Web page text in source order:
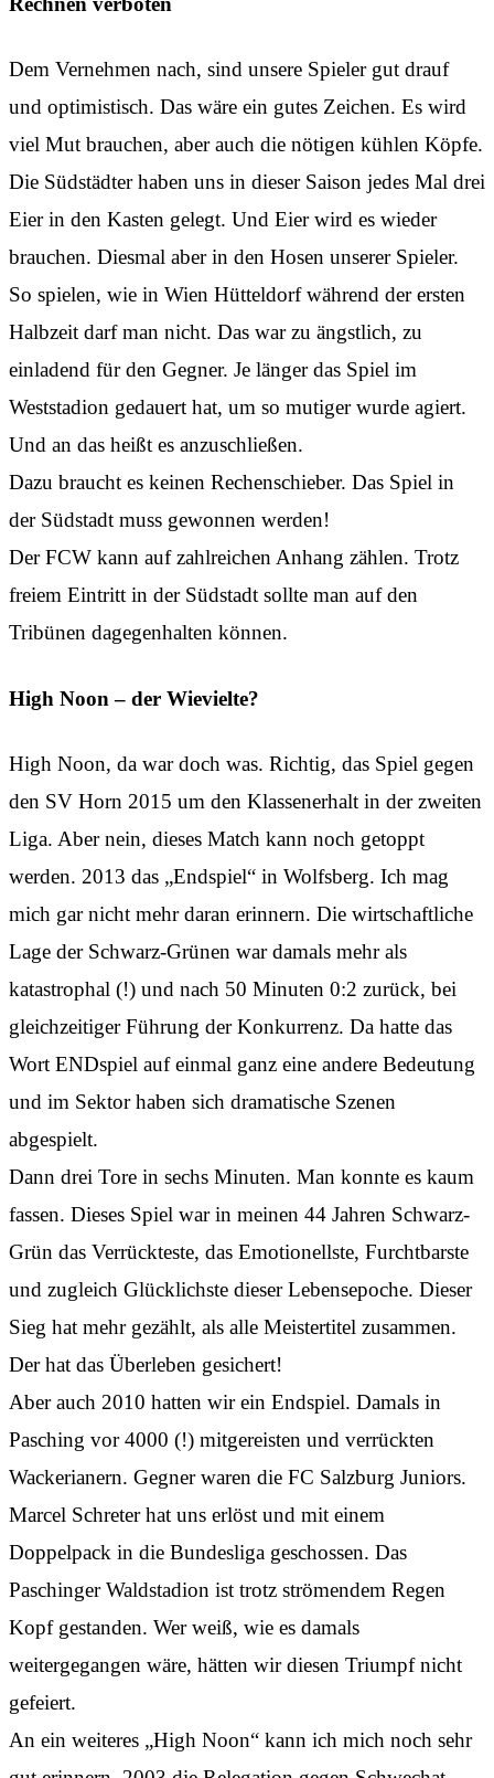
Dem Vernehmen nach, sind unsere Spieler gut drauf
und optimistisch. Das wäre ein gutes Zeichen. Es wird
viel Mut brauchen, aber auch die nötigen kühlen Köpfe.
Die Südstädter haben uns in dieser Saison jedes Mal drei
Eier in den Kasten gelegt. Und Eier wird es wieder
brauchen. Diesmal aber in den Hosen unserer Spieler.
So spielen, wie in Wien Hütteldorf während der ersten
Halbzeit darf man nicht. Das war zu ängstlich, zu
einladend für den Gegner. Je länger das Spiel im
Weststadion gedauert hat, um so mutiger wurde agiert.
Und an das heißt es anzuschließen.
Dazu braucht es keinen Rechenschieber. Das Spiel in
der Südstadt muss gewonnen werden!
Der FCW kann auf zahlreichen Anhang zählen. Trotz
freiem Eintritt in der Südstadt sollte man auf den
Tribünen dagegenhalten können.
High Noon – der Wievielte?
High Noon, da war doch was. Richtig, das Spiel gegen
den SV Horn 2015 um den Klassenerhalt in der zweiten
Liga. Aber nein, dieses Match kann noch getoppt
werden. 2013 das „Endspiel“ in Wolfsberg. Ich mag
mich gar nicht mehr daran erinnern. Die wirtschaftliche
Lage der Schwarz-Grünen war damals mehr als
katastrophal (!) und nach 50 Minuten 0:2 zurück, bei
gleichzeitiger Führung der Konkurrenz. Da hatte das
Wort ENDspiel auf einmal ganz eine andere Bedeutung
und im Sektor haben sich dramatische Szenen
abgespielt.
Dann drei Tore in sechs Minuten. Man konnte es kaum
fassen. Dieses Spiel war in meinen 44 Jahren Schwarz-
Grün das Verrückteste, das Emotionellste, Furchtbarste
und zugleich Glücklichste dieser Lebensepoche. Dieser
Sieg hat mehr gezählt, als alle Meistertitel zusammen.
Der hat das Überleben gesichert!
Aber auch 2010 hatten wir ein Endspiel. Damals in
Pasching vor 4000 (!) mitgereisten und verrückten
Wackerianern. Gegner waren die FC Salzburg Juniors.
Marcel Schreter hat uns erlöst und mit einem
Doppelpack in die Bundesliga geschossen. Das
Paschinger Waldstadion ist trotz strömendem Regen
Kopf gestanden. Wer weiß, wie es damals
weitergegangen wäre, hätten wir diesen Triumpf nicht
gefeiert.
An ein weiteres „High Noon“ kann ich mich noch sehr